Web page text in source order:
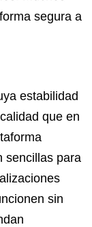
segura a
estabilidad
que en
sencillas para
sin